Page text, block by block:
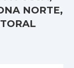
NORTE,